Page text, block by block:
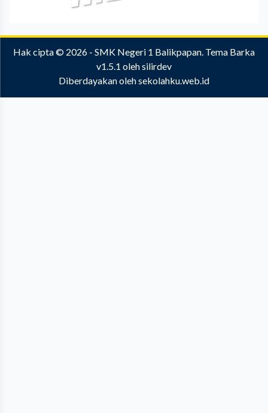
Hak cipta © 2026 - SMK Negeri 1 Balikpapan. Tema Barka
v1.5.1 olehsilirdev
Diberdayakan olehsekolahku.web.id